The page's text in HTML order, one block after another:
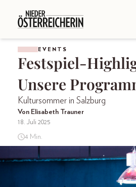
EVENTS
Festspiel-
Unsere
Kultursommer in Salzburg
Von Elisabeth Trauner
18. Juli 2025
4 Min.